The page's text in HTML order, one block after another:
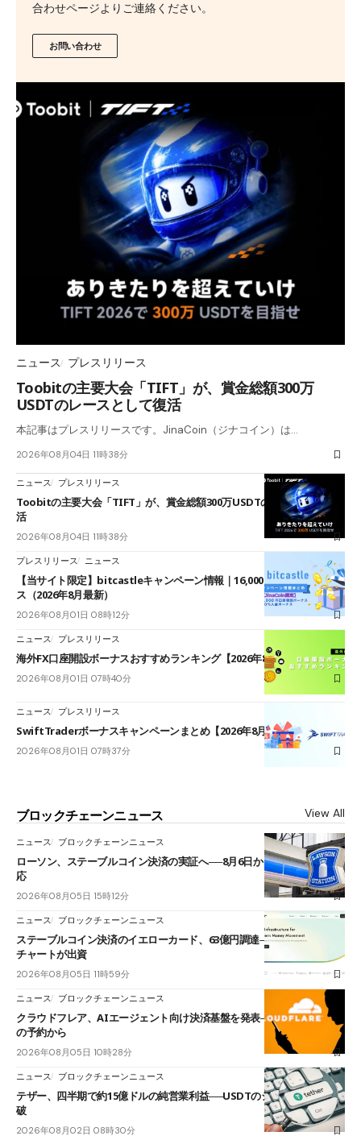
合わせページよりご連絡ください。
お問い合わせ
ニュース プレスリリース
Toobitの主要大会「TIFT」が、賞金総額300万
USDTのレースとして復活
本記事はプレスリリースです。JinaCoin（ジナコイン）は…
2026年08月04日 11時38分
ニュース プレスリリース
Toobitの主要大会「TIFT」が、賞金総額300万USDTのレースとして復
活
2026年08月04日 11時38分
プレスリリース ニュース
【当サイト限定】bitcastleキャンペーン情報｜16,000円口座開設ボーナ
ス（2026年8月最新）
2026年08月01日 08時12分
ニュース プレスリリース
海外FX口座開設ボーナスおすすめランキング【2026年8月最新】
2026年08月01日 07時40分
ニュース プレスリリース
SwiftTraderボーナスキャンペーンまとめ【2026年8月最新】
2026年08月01日 07時37分
ブロックチェーンニュース View All
ニュース ブロックチェーンニュース
ローソン、ステーブルコイン決済の実証へ──8月6日からJPYCやUSDC対
応
2026年08月05日 15時12分
ニュース ブロックチェーンニュース
ステーブルコイン決済のイエローカード、63億円調達──ソニーやスタン
チャートが出資
2026年08月05日 11時59分
ニュース ブロックチェーンニュース
クラウドフレア、AIエージェント向け決済基盤を発表──まずハンドル名
の予約から
2026年08月05日 10時28分
ニュース ブロックチェーンニュース
テザー、四半期で約15億ドルの純営業利益──USDTのシェアは60%を突
破
2026年08月02日 08時30分